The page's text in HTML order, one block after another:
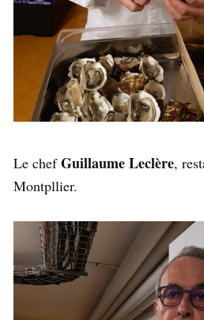
Le chefGuillaume Leclère,
Montpllier.